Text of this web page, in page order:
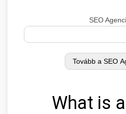
SEO
What is